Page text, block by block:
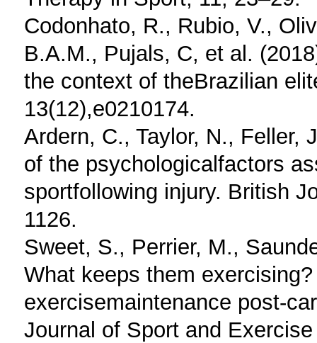
Codonhato, R., Rubio, V.,
B.A.M., Pujals, C, et al.
the context of theBrazilian
13(12),e0210174.
Ardern, C., Taylor, N., Feller,
of the psychologicalfactors
sportfollowing injury. British
1126.
Sweet, S., Perrier, M.,
What keeps them
exercisemaintenance post-
Journal of Sport and